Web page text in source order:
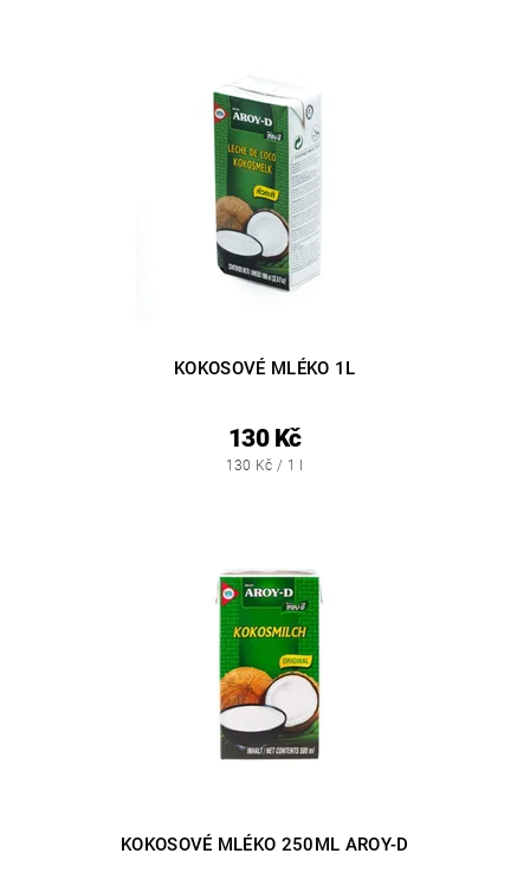
KOKOSOVÉ MLÉKO 1L
130 Kč
130 Kč / 1 l
KOKOSOVÉ MLÉKO 250ML AROY-D